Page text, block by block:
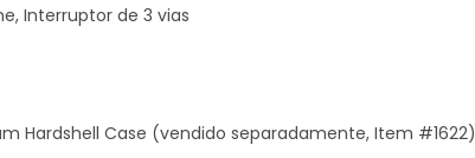
Interruptor de 3 vias
Hardshell Case (vendido separadamente, Item #1622)